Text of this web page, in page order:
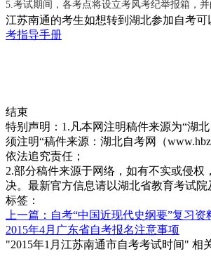
5.考试期间，各考点将设立考风考纪举报箱，并
江苏南通的考生如想转到湖北参加自考可
考指导手册
结束
特别声明：1.凡本网注明稿件来源为“湖
须注明“稿件来源：湖北自考网（
依法追究责任；
2.部分稿件来源于网络，如有不实或侵权
决。最新官方信息请以湖北省教育考试院
标签：
上一篇：自考“中国近现代史纲要”复习资
2015年4月广东省自考报名注意事项
"2015年1月江苏南通市自考考试时间" 相